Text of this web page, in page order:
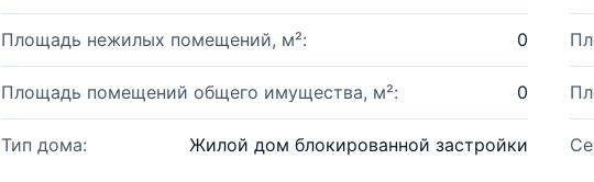
Площадь нежилых помещений, м²: 0
Площадь помещений общего имущества, м²: 0
Тип дома: Жилой дом блокированной застройки